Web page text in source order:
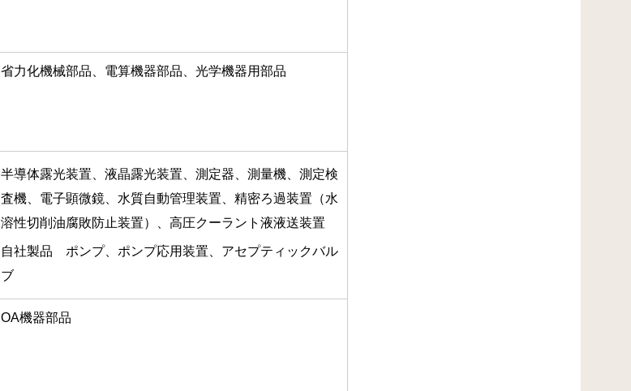
省力化機械部品、電算機器部品、光学機器用部品
半導体露光装置、液晶露光装置、測定器、測量機、測定検
査機、電子顕微鏡、水質自動管理装置、精密ろ過装置（水
溶性切削油腐敗防止装置）、高圧クーラント液液送装置
自社製品 ポンプ、ポンプ応用装置、アセプティックバル
ブ
OA機器部品